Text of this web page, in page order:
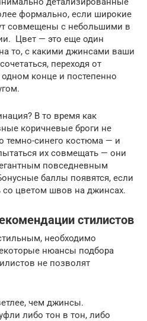
формально, если широкие
совмещены с небольшими в
Цвет — это еще один
то, с какими джинсами ваши
переходя от
конце и постепенно
В то время как
коричневые броги не
темно-синего костюма — и
их совмещать — они
повседневным
баллы появятся, если
со цветом швов на джинсах.
стилистов
необходимо
нюансы подбора
не позволят
чем джинсы.
либо тон в тон, либо